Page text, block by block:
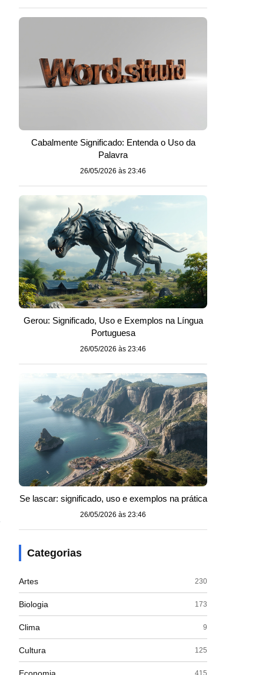
Cabalmente Significado: Entenda o Uso da
Palavra
26/05/2026 às 23:46
Gerou: Significado, Uso e Exemplos na Língua
Portuguesa
26/05/2026 às 23:46
Se lascar: significado, uso e exemplos na prática
26/05/2026 às 23:46
Categorias
Artes 230
Biologia 173
Clima 9
Cultura 125
415